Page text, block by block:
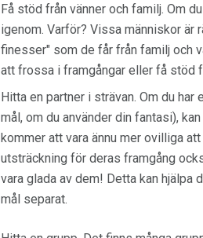
Få stöd från vänner och familj. Om
igenom. Varför? Vissa människor är
finesser" som de får från familj och
att frossa i framgångar eller få stöd
Hitta en partner i strävan. Om du
mål, om du använder din fantasi),
kommer att vara ännu mer ovilliga
utsträckning för deras framgång
vara glada av dem! Detta kan hjälpa
mål separat.